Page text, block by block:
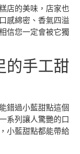
店的美味，店家也
感綿密、香氣四溢
信您一定會被它獨
的手工甜
錯過小藍甜點這個
系列讓人驚艷的口
小藍甜點都能帶給